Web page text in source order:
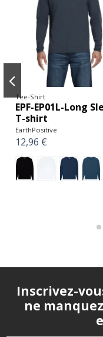
Tee-Shirt
EPF-EP01L-Long
T-shirt
EarthPositive
12,96 €
Inscrivez-
ne